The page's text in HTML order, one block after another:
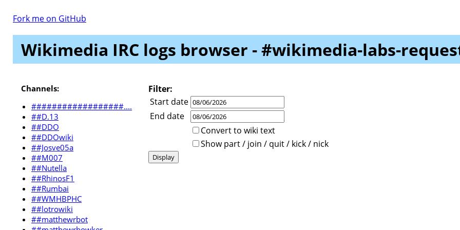
Fork me on GitHub
Wikimedia IRC logs browser - #wikimedia-labs-
Channels:
##################....
##D.13
##DDO
##DDOwiki
##Josve05a
##M007
##Nutella
##RhinosF1
##Rumbai
##WMHBPHC
##lotrowiki
##matthewrbot
Filter:
Start date
End date
Convert to wiki text
Show part / join / quit / kick / nick